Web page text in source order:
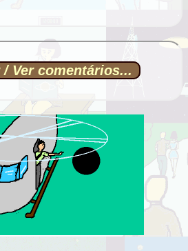
/ Ver comentários...